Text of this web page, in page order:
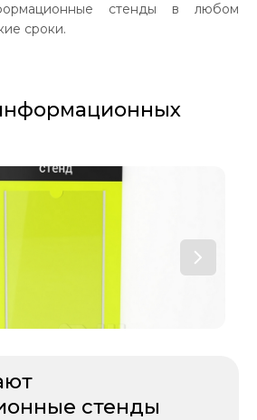
стенды в любом
сроки.
стенды